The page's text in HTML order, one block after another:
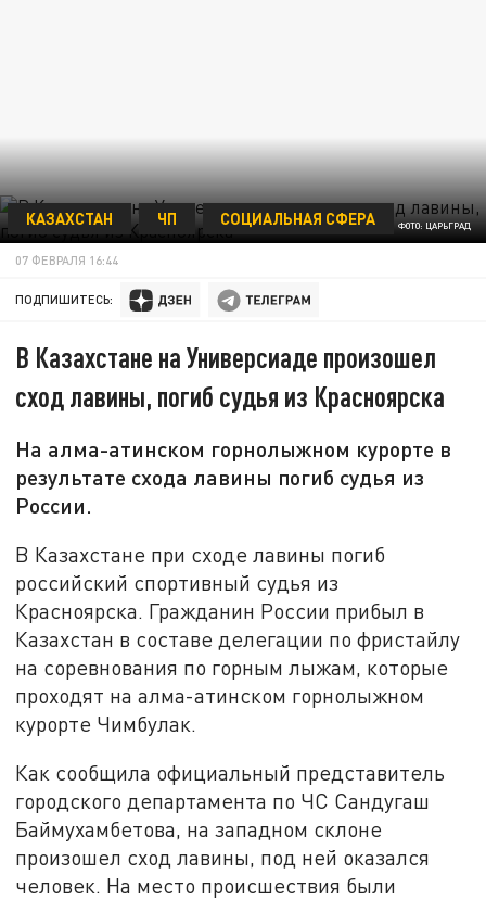
ФОТО: ЦАРЬГРАД
КАЗАХСТАН ЧП СОЦИАЛЬНАЯ СФЕРА
07 ФЕВРАЛЯ 16:44
ПОДПИШИТЕСЬ:
В Казахстане на Универсиаде произошел
сход лавины, погиб судья из Красноярска
На алма-атинском горнолыжном курорте в
результате схода лавины погиб судья из
России.
В Казахстане при сходе лавины погиб
российский спортивный судья из
Красноярска. Гражданин России прибыл в
Казахстан в составе делегации по фристайлу
на соревнования по горным лыжам, которые
проходят на алма-атинском горнолыжном
курорте Чимбулак.
Как сообщила официальный представитель
городского департамента по ЧС Сандугаш
Баймухамбетова, на западном склоне
произошел сход лавины, под ней оказался
человек. На место происшествия были